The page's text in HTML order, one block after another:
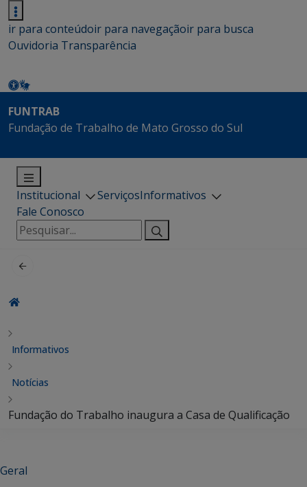
ir para conteúdoir para navegaçãoir para busca
Ouvidoria Transparência
FUNTRAB
Fundação de Trabalho de Mato Grosso do Sul
Institucional ServiçosInformativos
Fale Conosco
Pesquisar
por:
Informativos
Notícias
Fundação do Trabalho inaugura a Casa de Qualificação
Geral